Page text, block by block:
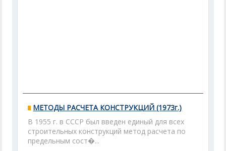
МЕТОДЫ РАСЧЕТА КОНСТРУКЦИЙ (1973г.)
В 1955 г. в СССР был введен единый для всех
строительных конструкций метод расчета по
предельным сост�...